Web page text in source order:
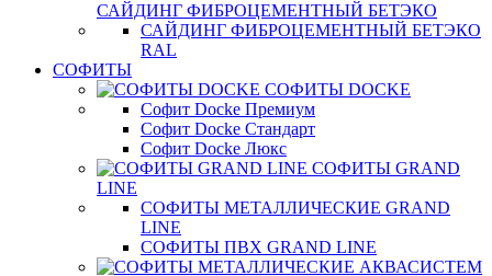
САЙДИНГ ФИБРОЦЕМЕНТНЫЙ БЕТЭКО
САЙДИНГ ФИБРОЦЕМЕНТНЫЙ БЕТЭКО
RAL
СОФИТЫ
СОФИТЫ DOCKE
Софит Docke Премиум
Софит Docke Стандарт
Софит Docke Люкс
СОФИТЫ GRAND
LINE
СОФИТЫ МЕТАЛЛИЧЕСКИЕ GRAND
LINE
СОФИТЫ ПВХ GRAND LINE